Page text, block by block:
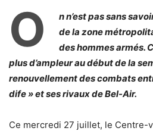
O
n n’est pas sans
de la zone
des hommes armés.
plus d’ampleur au début de la
renouvellement des combats
dife » et ses rivaux de Bel-Air.
Ce mercredi 27 juillet, le Centre-